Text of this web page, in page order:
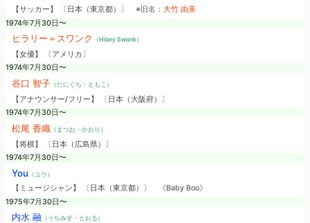
【サッカー】 〔日本（東京都）〕 ※旧名： 大竹 由美
1974年7月30日〜
ヒラリー＝スワンク （Hilary Swank）
【女優】 〔アメリカ〕
1974年7月30日〜
谷口 智子（たにぐち・ともこ）
【アナウンサー/フリー】 〔日本（大阪府）〕
1974年7月30日〜
松尾 香織（まつお・かおり）
【将棋】 〔日本（広島県）〕
1974年7月30日〜
You （ユウ）
【ミュージシャン】 〔日本（東京都）〕
《Baby Boo》
1975年7月30日〜
内水 融（うちみず・とおる）